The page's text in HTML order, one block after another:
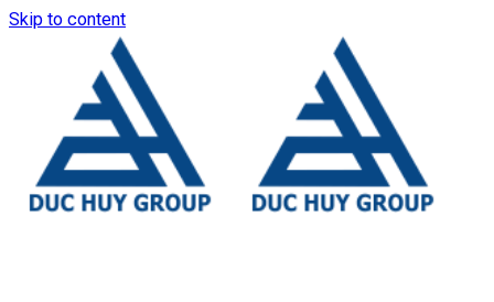
Skip to content